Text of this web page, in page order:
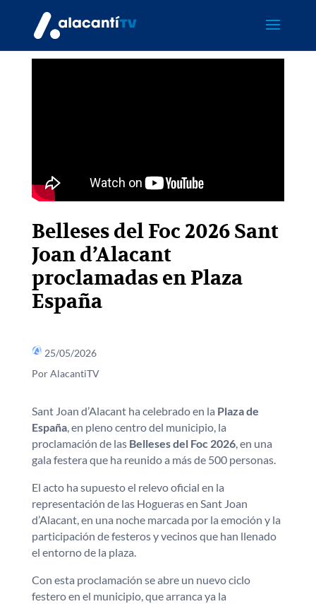
Belleses del Foc 2026 Sant
Joan d’Alacant
proclamadas en Plaza
España
25/05/2026
Por AlacantiTV
Sant Joan d’Alacant ha celebrado en la Plaza de
España, en pleno centro del municipio, la
proclamación de las Belleses del Foc 2026, en una
gala festera que ha reunido a más de 500 personas.
El acto ha supuesto el relevo oficial en la
representación de las Hogueras en Sant Joan
d’Alacant, en una noche marcada por la emoción y la
participación de festeros y vecinos que han llenado
el entorno de la plaza.
Con esta proclamación se abre un nuevo ciclo
festero en el municipio, que arranca ya la